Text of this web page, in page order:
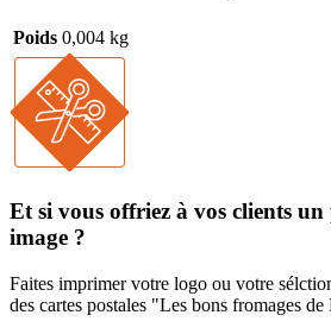
Poids 0,004 kg
Et si vous offriez à vos clients
image ?
Faites imprimer votre logo ou votre
des cartes postales "Les bons fromages de